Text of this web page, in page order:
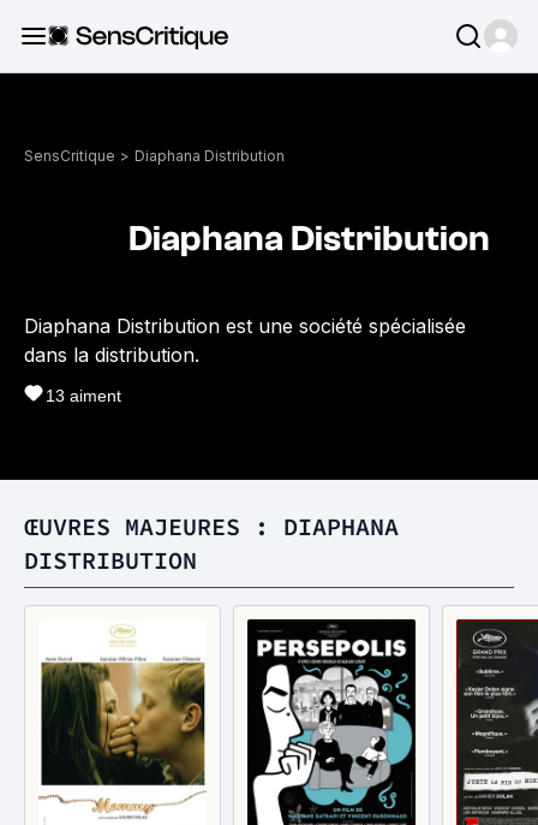
SensCritique > Diaphana Distribution
Diaphana Distribution
Diaphana Distribution est une société spécialisée
dans la distribution.
13 aiment
ŒUVRES MAJEURES : DIAPHANA
DISTRIBUTION